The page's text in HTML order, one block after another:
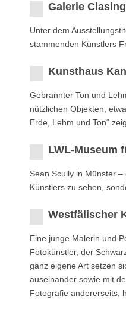
Galerie
Unter dem
stammenden Künstlers
Kunsthaus
Gebrannter Ton und
nützlichen Objekten,
Erde, Lehm und Ton“
LWL-Museum
Sean Scully in Münster
Künstlers zu sehen,
Westfälischer
Eine junge Malerin und
Fotokünstler, der
ganz eigene Art setzen
auseinander sowie mit
Fotografie andererseits,